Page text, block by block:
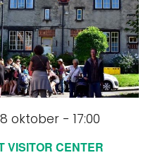
VISITOR CENTER
oktober - 17:00